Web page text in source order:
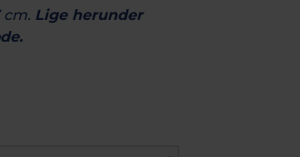
cm. Lige herunder